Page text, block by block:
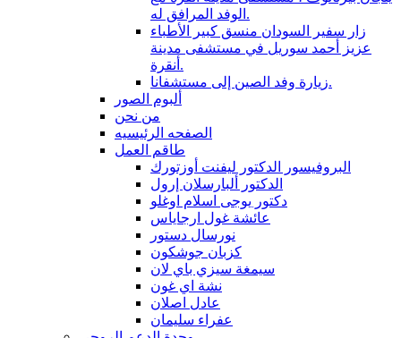
الوفد المرافق له.
زار سفير السودان منسق كبير الأطباء
عزيز أحمد سوريل في مستشفى مدينة
أنقرة.
زيارة وفد الصين إلى مستشفانا.
ألبوم الصور
من نحن
الصفحه الرئيسيه
طاقم العمل
البروفيسور الدكتور ليفنت أوزتورك
الدكتور ألبارسلان إرول
دكتور يوجى اسلام اوغلو
عائشة غول ارجاياس
نورسال دستور
كزبان جوشكون
سيمغة سيزي باي لان
نشة اي غون
عادل اصلان
عفراء سليمان